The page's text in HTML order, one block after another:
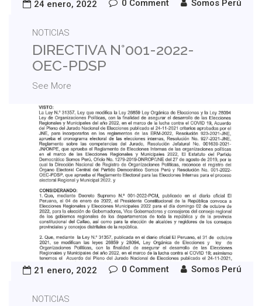
24 enero, 2022 0 Comment Somos Perú
NOTICIAS
DIRECTIVA N°001-2022-
OEC-PDSP
See More
21 enero, 2022 0 Comment Somos Perú
NOTICIAS